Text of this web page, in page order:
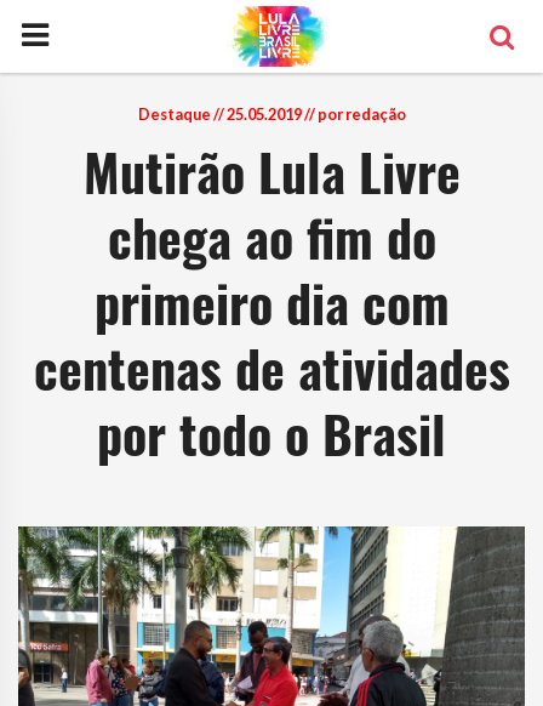
Destaque// 25.05.2019 // por redação
Mutirão Lula Livre
chega ao fim do
primeiro dia com
centenas de atividades
por todo o Brasil